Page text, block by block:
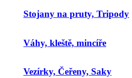
Stojany na pruty, Tripody
Váhy, kleště, mincíře
Vezírky, Čeřeny, Saky